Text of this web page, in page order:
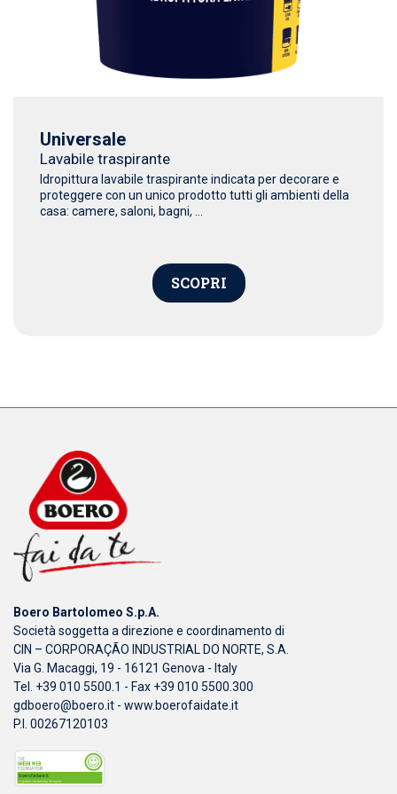
Universale
Lavabile traspirante
Idropittura lavabile traspirante indicata per decorare e
proteggere con un unico prodotto tutti gli ambienti della
casa: camere, saloni, bagni, ...
SCOPRI
Boero Bartolomeo S.p.A.
Società soggetta a direzione e coordinamento di
CIN – CORPORAÇÃO INDUSTRIAL DO NORTE, S.A.
Via G. Macaggi, 19 - 16121 Genova - Italy
Tel. +39 010 5500.1 - Fax +39 010 5500.300
gdboero@boero.it - www.boerofaidate.it
P.I. 00267120103